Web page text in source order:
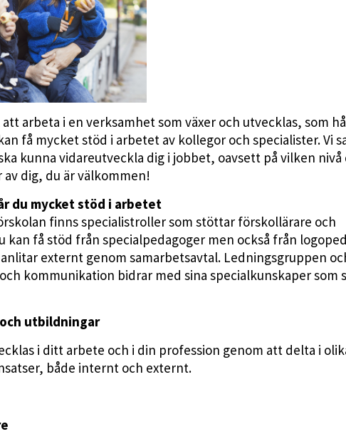
arbeta i en verksamhet som växer och utvecklas, som
få mycket stöd i arbetet av kollegor och specialister. Vi
kunna vidareutveckla dig i jobbet, oavsett på vilken nivå
av dig, du är välkommen!
du mycket stöd i arbetet
finns specialistroller som stöttar förskollärare och
kan få stöd från specialpedagoger men också från
externt genom samarbetsavtal. Ledningsgruppen
kommunikation bidrar med sina specialkunskaper som
utbildningar
i ditt arbete och i din profession genom att delta i
både internt och externt.